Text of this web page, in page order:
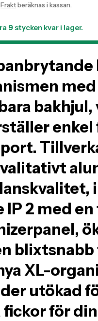
Fraktberäknas i kassan.
9stycken kvar i lager.
bakhjul,
IP 2 med
XL-
utökad
fickor för